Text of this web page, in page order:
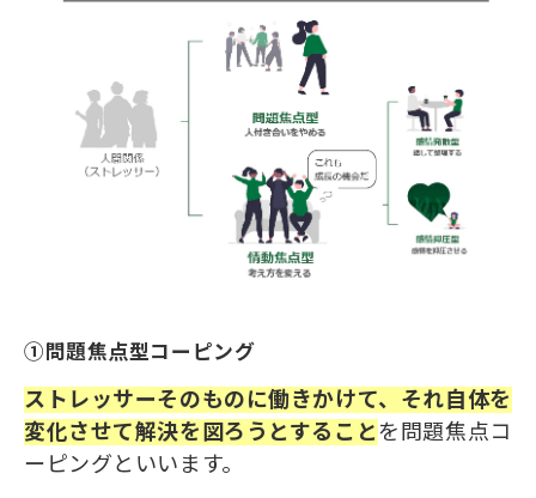
①問題焦点型コーピング
ストレッサーそのものに働きかけて、それ自体を
変化させて解決を図ろうとすることを問題焦点コ
ーピングといいます。